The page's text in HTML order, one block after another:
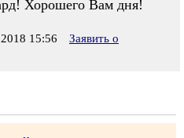
Хорошего Вам дня!
15:56
Заявить о